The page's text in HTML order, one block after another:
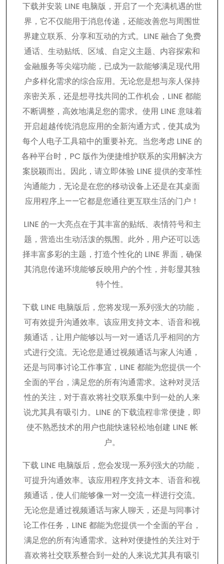
下载并安装 LINE 电脑版，开启了一个充满机遇的世
界，它不仅能用于消息传递，还能改善您与周围世
界建立联系、分享和互动的方式。LINE 融合了免费
通话、生动贴纸、区域、自定义主题、内容探索和
金融服务等尖端功能，已成为一款能够满足现代用
户多样化需求的综合应用。无论您是想与亲人保持
亲密关系，还是想寻找共同的工作机会，LINE 都能
不断调整，高效地满足您的需求。使用 LINE 意味着
开启超越传统消息应用的全新沟通方式，使其成为
每个人电子工具箱中的重要补充。当您考虑 LINE 的
各种平台时，PC 版作为便捷维护联系的实用解决方
案脱颖而出。因此，请立即体验 LINE 提供的变革性
沟通能力，无论是在您的移动设备上还是在其桌面
应用程序上——它都是您通往更互联生活的门户！
LINE 的一大亮点在于其丰富的贴纸、表情符号和主
题，营造出生动活泼的氛围。此外，用户还可以选
择丰富多彩的主题，打造个性化的 LINE 界面，确保
其消息传递环境能够反映用户的个性，并彰显其独
特个性。
下载 LINE 电脑版后，您将发现一系列强大的功能，
可有效提升沟通效率。该应用支持文本、语音和视
频通话，让用户能够以与一对一通话几乎相同的方
式进行交流。无论您是通过视频通话与家人沟通，
还是与同事讨论工作事宜，LINE 都能为您提供一个
全面的平台，满足您的所有沟通需求。这种对灵活
性的关注，对于喜欢将社交联系集中到一处的人来
说尤其具有吸引力。LINE 的下载流程非常便捷，即
使不熟悉技术的用户也能快速轻松地创建 LINE 帐
户。
下载 LINE 电脑版后，您会发现一系列强大的功能，
可提升沟通效率。该应用程序支持文本、语音和视
频通话，使人们能够像一对一交流一样进行交流。
无论您是通过视频通话与家人聊天，还是与同事讨
论工作任务，LINE 都能为您提供一个全面的平台，
满足您的所有沟通需求。这种对便捷性的关注对于
喜欢将社交联系整合到一处的人来说尤其具有吸引